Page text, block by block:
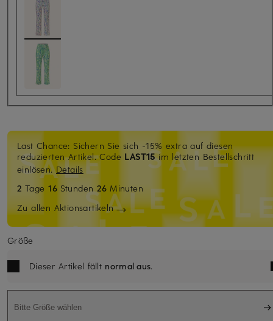
Last Chance: Sichern Sie sich -15% extra auf diesen
reduzierten Artikel. Code LAST15im letzten Bestellschritt
einlösen.Details
2 Tage16 Stunden 26 Minuten
Zu allen Aktionsartikeln
Größe
Dieser Artikel fällt normal aus.
Bitte Größe wählen